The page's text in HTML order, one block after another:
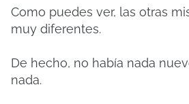
Como puedes ver, las otras
muy diferentes.
De hecho, no había nada
nada.